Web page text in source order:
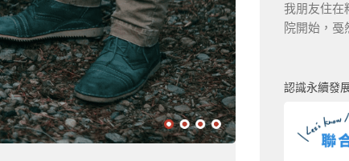
我朋友住在
院開始，戞
認識永續發